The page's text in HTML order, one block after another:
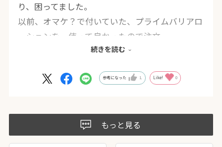
り、困ってました。
以前、オマケ？で付いていた、プライムバリアロ
ーションを、使って良かったので注文。
サラで、ベタベタせず、作業に影響ぐ無いです。
注文して、数日してブラックフライデーセールで
お値段が安くなっていたのが、少し残念でした。
続きを読む
参考になった 1 Like! 0
もっと見る